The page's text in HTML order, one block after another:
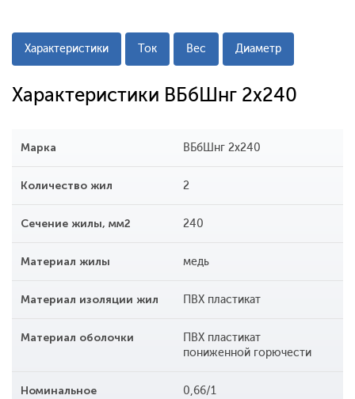
Характеристики Ток Вес Диаметр
Характеристики ВБбШнг 2x240
Марка ВБбШнг 2x240
Количество жил 2
Сечение жилы, мм2 240
Материал жилы медь
Материал изоляции жил ПВХ пластикат
Материал оболочки
ПВХ пластикат
пониженной горючести
Номинальное
0,66/1